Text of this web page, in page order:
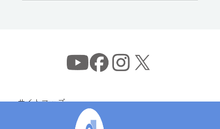
サイトマップ
個人情報保護方針